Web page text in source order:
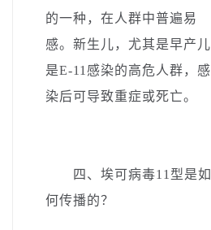
的一种，在人群中普遍易
感。新生儿，尤其是早产儿
是E-11感染的高危人群，感
染后可导致重症或死亡。
四、埃可病毒11型是如
何传播的？­